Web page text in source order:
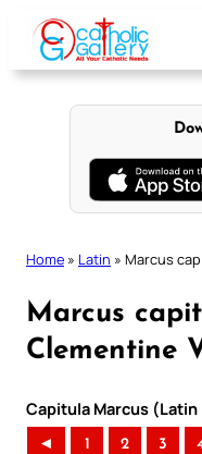
content
Home » Latin » Marcus
Marcus
Clementine
Capitula Marcus
◄ 1 2 3